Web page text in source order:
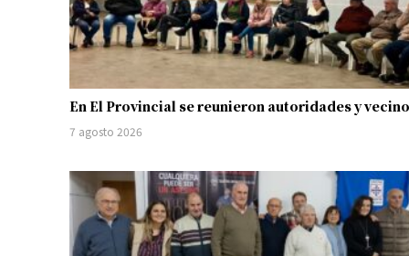
En El Provincial se reunieron autoridades y
7 agosto 2026